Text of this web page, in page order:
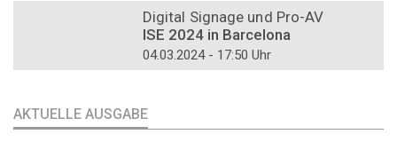
Digital Signage und Pro-AV
ISE 2024 in Barcelona
04.03.2024 - 17:50 Uhr
AKTUELLE AUSGABE